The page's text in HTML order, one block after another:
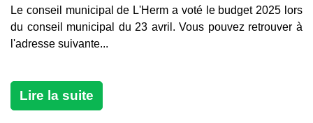
Le conseil municipal de L'Herm a voté le budget 2025 lors
du conseil municipal du 23 avril. Vous pouvez retrouver à
l'adresse suivante...
Lire la suite